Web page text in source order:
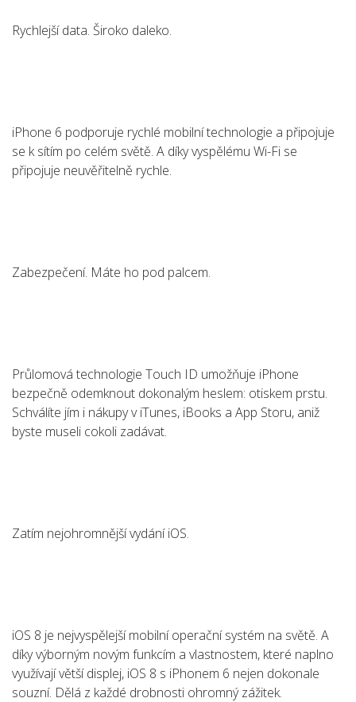
Rychlejší data. Široko daleko.
iPhone 6 podporuje rychlé mobilní technologie a připojuje
se k sítím po celém světě. A díky vyspělému Wi-Fi se
připojuje neuvěřitelně rychle.
Zabezpečení. Máte ho pod palcem.
Průlomová technologie Touch ID umožňuje iPhone
bezpečně odemknout dokonalým heslem: otiskem prstu.
Schválíte jím i nákupy v iTunes, iBooks a App Storu, aniž
byste museli cokoli zadávat.
Zatím nejohromnější vydání iOS.
iOS 8 je nejvyspělejší mobilní operační systém na světě. A
díky výborným novým funkcím a vlastnostem, které naplno
využívají větší displej, iOS 8 s iPhonem 6 nejen dokonale
souzní. Dělá z každé drobnosti ohromný zážitek.